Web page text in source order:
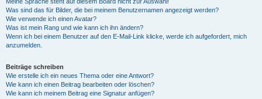
Was sind das für Bilder, die bei meinem Benutzernamen angezeigt werden?
Wie verwende ich einen Avatar?
Was ist mein Rang und wie kann ich ihn ändern?
Wenn ich bei einem Benutzer auf den E-Mail-Link klicke, werde ich aufgefordert, mich
anzumelden.
Beiträge schreiben
Wie erstelle ich ein neues Thema oder eine Antwort?
Wie kann ich einen Beitrag bearbeiten oder löschen?
Wie kann ich meinem Beitrag eine Signatur anfügen?